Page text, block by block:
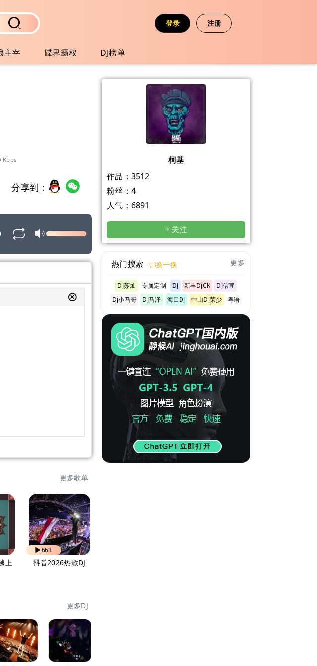
登录 注册
主宰 碟界霸权 DJ榜单
Kbps
分享到：
更多歌单
上
663
抖音2026热歌DJ
更多DJ
柯基
作品：3512
粉丝：4
人气： 6891
+ 关注
热门搜索 换一换 更多
DJ苏灿 专属定制 DJ 新丰DjCK
DJ信宜
Dj小马哥
DJ马泽 海口DJ 中山Dj荣少 粤语